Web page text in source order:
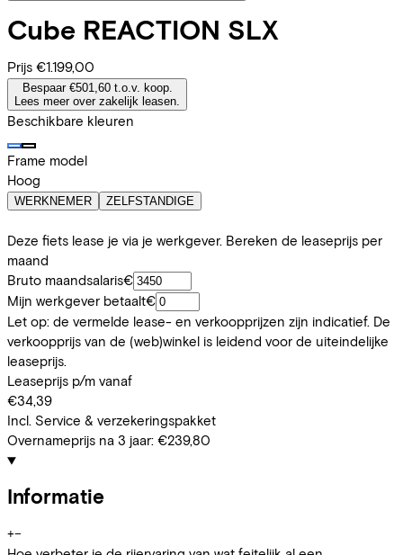
Cube REACTION SLX
Prijs €1.199,00
Bespaar €501,60 t.o.v. koop.
Lees meer over zakelijk leasen.
Beschikbare kleuren
Frame model
Hoog
WERKNEMER ZELFSTANDIGE
Deze fiets lease je via je werkgever. Bereken de leaseprijs per
maand
Bruto maandsalaris€
Mijn werkgever betaalt€
Let op: de vermelde lease- en verkoopprijzen zijn indicatief. De
verkoopprijs van de (web)winkel is leidend voor de uiteindelijke
leaseprijs.
Leaseprijs p/m vanaf
€34,39
Incl. Service & verzekeringspakket
Overnameprijs na 3 jaar: €239,80
Informatie
+−